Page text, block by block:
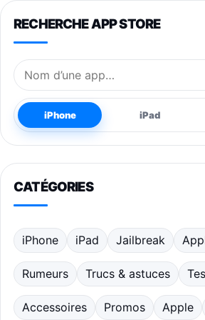
RECHERCHE APP STORE
Nom de l’application
iPhone iPad
CATÉGORIES
iPhone iPad Jailbreak
Rumeurs Trucs & astuces
Accessoires Promos Apple